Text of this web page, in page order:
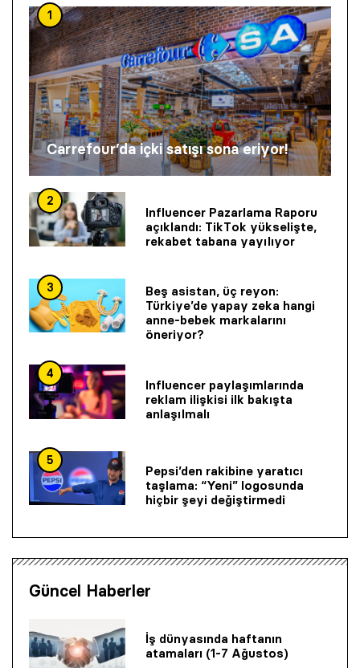
1
Carrefour’da içki satışı sona eriyor!
2
Influencer Pazarlama Raporu
açıklandı: TikTok yükselişte,
rekabet tabana yayılıyor
3
Beş asistan, üç reyon:
Türkiye’de yapay zeka hangi
anne-bebek markalarını
öneriyor?
4
Influencer paylaşımlarında
reklam ilişkisi ilk bakışta
anlaşılmalı
5
Pepsi’den rakibine yaratıcı
taşlama: “Yeni” logosunda
hiçbir şeyi değiştirmedi
Güncel Haberler
İş dünyasında haftanın
atamaları (1-7 Ağustos)